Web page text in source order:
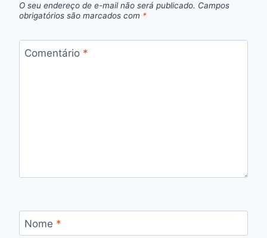
O seu endereço de e-mail não será publicado. Campos
obrigatórios são marcados com *
Comentário *
Nome *